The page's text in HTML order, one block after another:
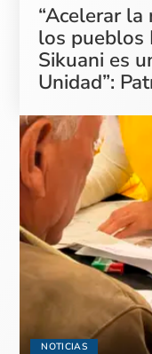
“Acelerar
los pueblos
Sikuani es
Unidad”:
NOTICIAS